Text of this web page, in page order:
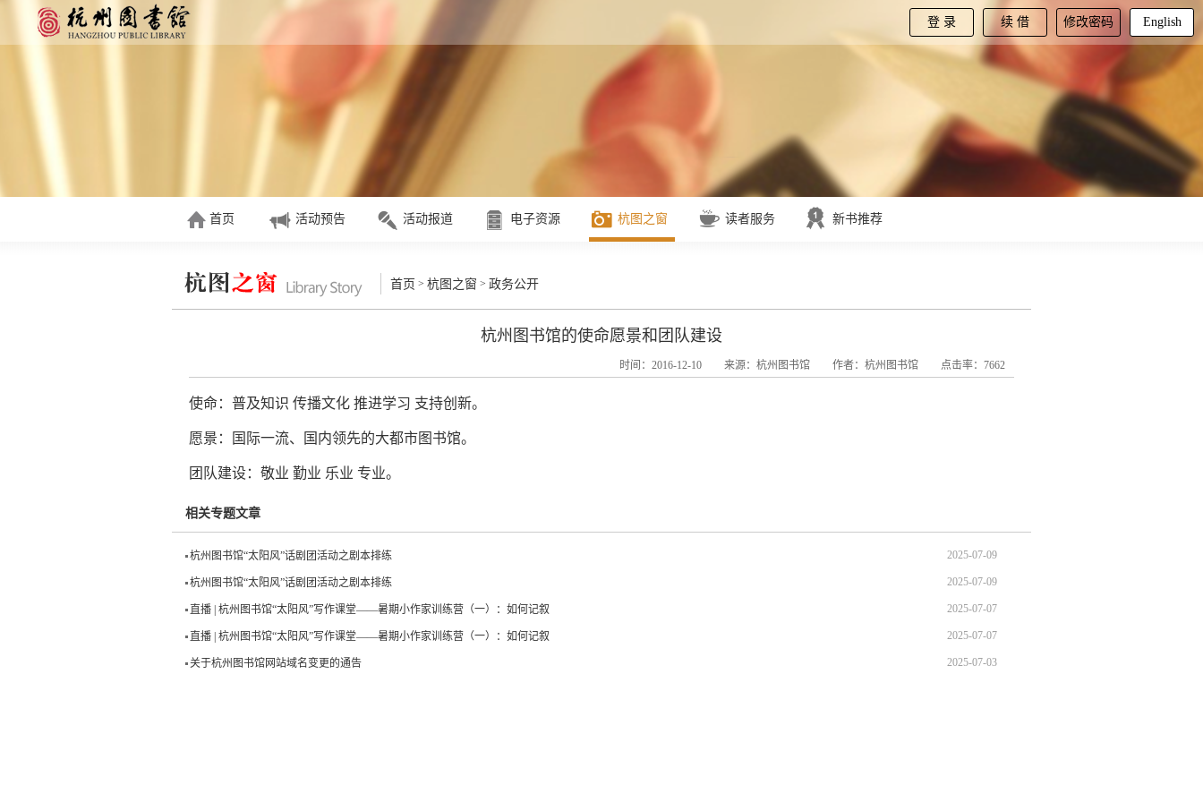
English
修改密码
续 借
登 录
首页 活动预告 活动报道 电子资源 杭图之窗 读者服务 新书推荐
首页 > 杭图之窗 > 政务公开
杭州图书馆的使命愿景和团队建设
时间：2016-12-10 来源：杭州图书馆 作者：杭州图书馆 点击率：7662
使命：普及知识 传播文化 推进学习 支持创新。
愿景：国际一流、国内领先的大都市图书馆。
团队建设：敬业 勤业 乐业 专业。
相关专题文章
杭州图书馆“太阳风”话剧团活动之剧本排练 2025-07-09
杭州图书馆“太阳风”话剧团活动之剧本排练 2025-07-09
直播 | 杭州图书馆“太阳风”写作课堂——暑期小作家训练营（一）：如何记叙 2025-07-07
直播 | 杭州图书馆“太阳风”写作课堂——暑期小作家训练营（一）：如何记叙 2025-07-07
关于杭州图书馆网站域名变更的通告 2025-07-03